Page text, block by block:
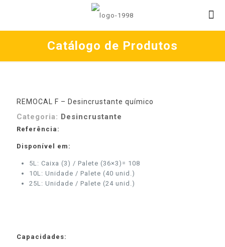
Catálogo de Produtos
REMOCAL F – Desincrustante químico
Categoria: Desincrustante
Referência:
Disponível em:
5L: Caixa (3) / Palete (36×3)= 108
10L: Unidade / Palete (40 unid.)
25L: Unidade / Palete (24 unid.)
Capacidades: